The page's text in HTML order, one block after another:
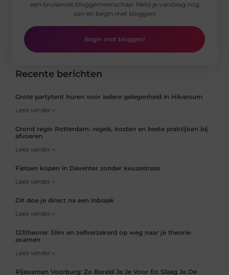
Recente berichten
Grote partytent huren voor iedere gelegenheid in Hilversum
Lees verder »
Grond regio Rotterdam: regels, kosten en beste praktijken bij
afvoeren
Lees verder »
Fietsen kopen in Deventer zonder keuzestress
Lees verder »
Dit doe je direct na een inbraak
Lees verder »
123theorie: Slim en zelfverzekerd op weg naar je theorie-
examen
Lees verder »
Rijexamen Voorburg: Zo Bereid Je Je Voor En Slaag Je De
een bruisende bloggemeenschap. Meld je vandaag nog
aan en begin met bloggen!
Begin met bloggen!